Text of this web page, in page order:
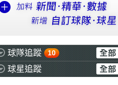
球隊追蹤 10
球星追蹤